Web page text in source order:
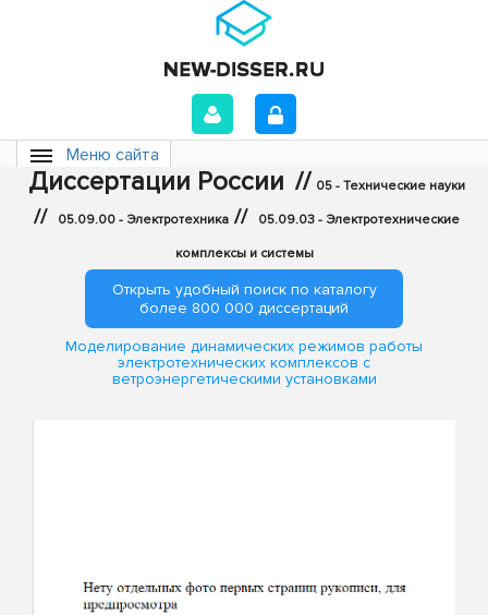
Меню сайта
Диссертации России // 05 - Технические науки
// 05.09.00 - Электротехника // 05.09.03 - Электротехнические
комплексы и системы
Открыть удобный поиск по каталогу
более 800 000 диссертаций
Моделирование динамических режимов работы
электротехнических комплексов с
ветроэнергетическими установками